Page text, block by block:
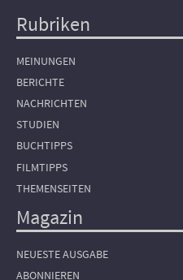
Hauptnavigation
Rubriken
MEINUNGEN
BERICHTE
NACHRICHTEN
STUDIEN
BUCHTIPPS
FILMTIPPS
THEMENSEITEN
Magazin
NEUESTE AUSGABE
ABONNIEREN